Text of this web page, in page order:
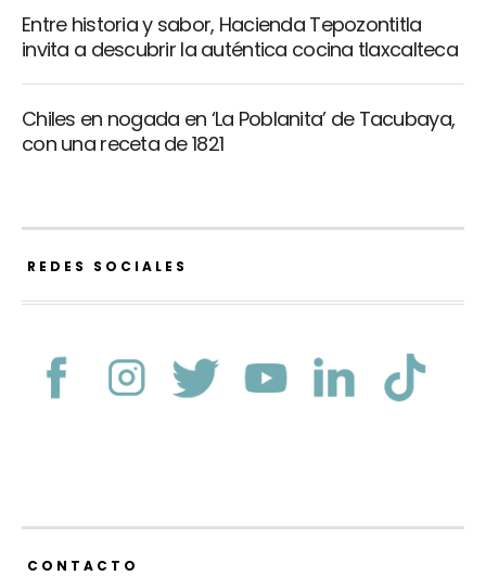
Entre historia y sabor, Hacienda Tepozontitla
invita a descubrir la auténtica cocina tlaxcalteca
Chiles en nogada en ‘La Poblanita’ de Tacubaya,
con una receta de 1821
REDES SOCIALES
CONTACTO